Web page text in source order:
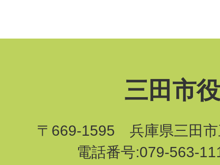
三田市
〒669-1595 兵庫県三田市
電話番号:079-563-